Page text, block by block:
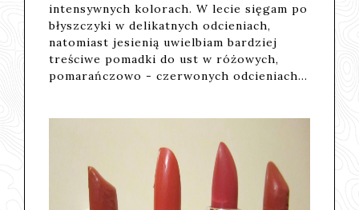
intensywnych kolorach. W lecie sięgam po
błyszczyki w delikatnych odcieniach,
natomiast jesienią uwielbiam bardziej
treściwe pomadki do ust w różowych,
pomarańczowo - czerwonych odcieniach...